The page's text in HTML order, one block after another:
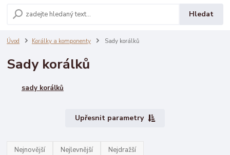
Hledat
Úvod Korálky a komponenty Sady korálků
Sady korálků
sady korálků
Upřesnit parametry
Nejnovější Nejlevnější Nejdražší